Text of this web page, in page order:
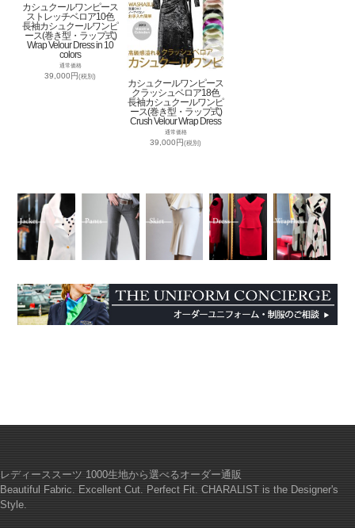
カシュクールワンピース
ストレッチベロア10色
長袖カシュクールワンピ
ース(巻き型・ラップ式)
Wrap Velour Dress in 10
colors
通常価格
39,000円(税別)
カシュクールワンピース
クラッシュベロア18色
長袖カシュクールワンピ
ース(巻き型・ラップ式)
Crush Velour Wrap Dress
通常価格
39,000円(税別)
レディーススーツ 1000生地から選べるオーダー通販
Beautiful Fabric. Excellent Cut. Perfect Fit. CHARALIST is the Designer's
Style.